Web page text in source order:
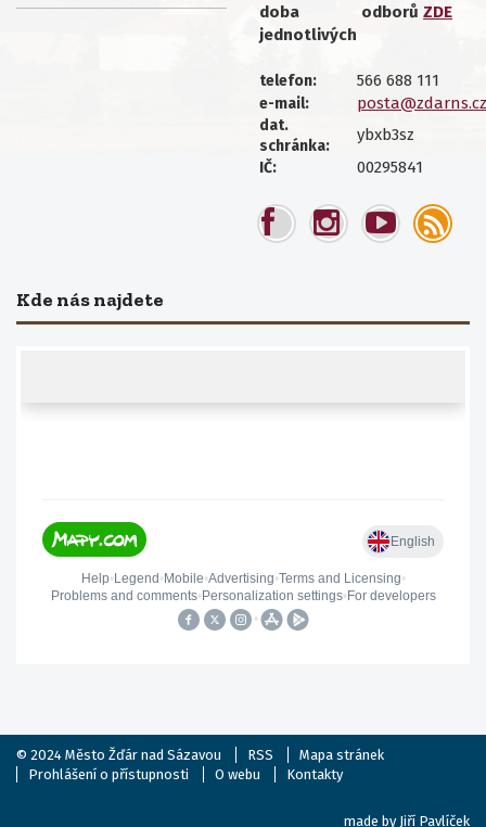
doba
jednotlivých
odborů ZDE
telefon: 566 688 111
e-mail: posta@zdarns.cz
dat.
schránka:
ybxb3sz
IČ: 00295841
Kde nás najdete
© 2024 Město Žďár nad Sázavou RSS
Mapa stránek
Prohlášení o přístupnosti
O webu Kontakty
made by Jiří Pavlíček